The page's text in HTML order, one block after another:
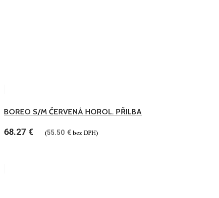
BOREO S/M ČERVENÁ HOROL. PŘILBA
68.27 € (55.50 € bez DPH)